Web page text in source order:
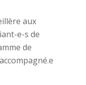
aux
e-s de
de